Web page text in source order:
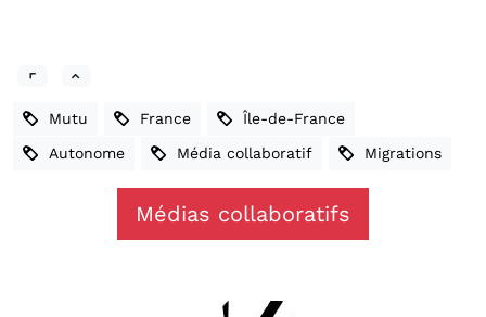
Mutu France Île-de-France
Autonome Média collaboratif Migrations
Médias collaboratifs